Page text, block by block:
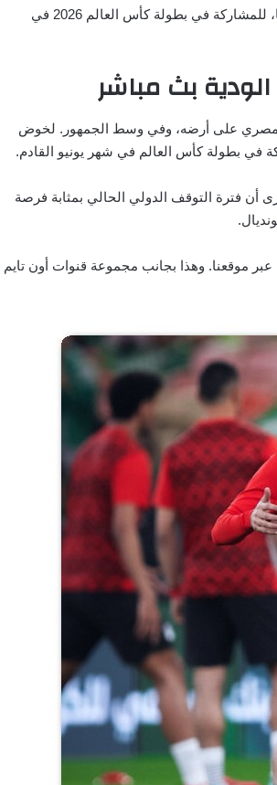
الودية. والتي سوف يلتقي فيها الثنائي، في إطار استعدادات كلاً منهما، للمشاركة في بطولة كأس العالم 2026 في
بث مباشر
المصري على أرضه، وفي وسط الجمهور. لخوض
في بطولة كأس العالم في شهر يونيو القادم.
فترة التوقف الدولي الحالي بمثابة فرصة
موقعنا. وهذا بجانب مجموعة قنوات أون تايم